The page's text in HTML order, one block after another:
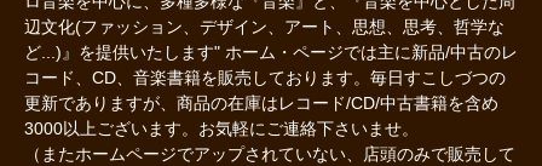
辺文化(ファッション、デザイン、アート、思想、思考、哲学な
ど...)』を提供いたします" ホーム・ページでは主に新品/中古のレ
コード、CD、音楽書籍を販売しております。毎日すこしづつの
更新でありますが、商品の在庫はレコード/CD/中古書籍を含め
3000以上ございます。お気軽にご連絡下さいませ。
（またホームページでアップされていない、店頭のみで販売して